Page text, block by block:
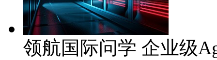
领航国际问学 企业级